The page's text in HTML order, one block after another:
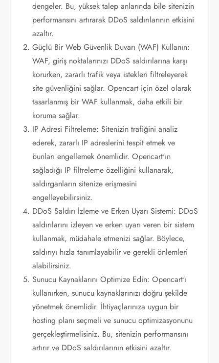
dengeler. Bu, yüksek talep anlarında bile sitenizin
performansını artırarak DDoS saldırılarının etkisini
azaltır.
Güçlü Bir Web Güvenlik Duvarı (WAF) Kullanın:
WAF, giriş noktalarınızı DDoS saldırılarına karşı
korurken, zararlı trafik veya istekleri filtreleyerek
site güvenliğini sağlar. Opencart için özel olarak
tasarlanmış bir WAF kullanmak, daha etkili bir
koruma sağlar.
IP Adresi Filtreleme: Sitenizin trafiğini analiz
ederek, zararlı IP adreslerini tespit etmek ve
bunları engellemek önemlidir. Opencart'ın
sağladığı IP filtreleme özelliğini kullanarak,
saldırganların sitenize erişmesini
engelleyebilirsiniz.
DDoS Saldırı İzleme ve Erken Uyarı Sistemi: DDoS
saldırılarını izleyen ve erken uyarı veren bir sistem
kullanmak, müdahale etmenizi sağlar. Böylece,
saldırıyı hızla tanımlayabilir ve gerekli önlemleri
alabilirsiniz.
Sunucu Kaynaklarını Optimize Edin: Opencart'ı
kullanırken, sunucu kaynaklarınızı doğru şekilde
yönetmek önemlidir. İhtiyaçlarınıza uygun bir
hosting planı seçmeli ve sunucu optimizasyonunu
gerçekleştirmelisiniz. Bu, sitenizin performansını
artırır ve DDoS saldırılarının etkisini azaltır.